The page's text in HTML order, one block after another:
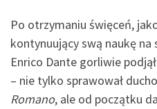
Po otrzymaniu święceń,
kontynuujący swą naukę na
Enrico Dante gorliwie
– nie tylko sprawował
Romano, ale od początku